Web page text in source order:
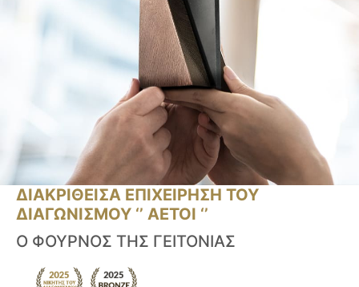
ΔΙΑΚΡΙΘΕΙΣΑ ΕΠΙΧΕΙΡΗΣΗ ΤΟΥ
ΔΙΑΓΩΝΙΣΜΟΥ ‘’ ΑΕΤΟΙ ‘’
Ο ΦΟΥΡΝΟΣ ΤΗΣ ΓΕΙΤΟΝΙΑΣ